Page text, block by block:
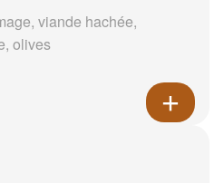
viande hachée,
olives